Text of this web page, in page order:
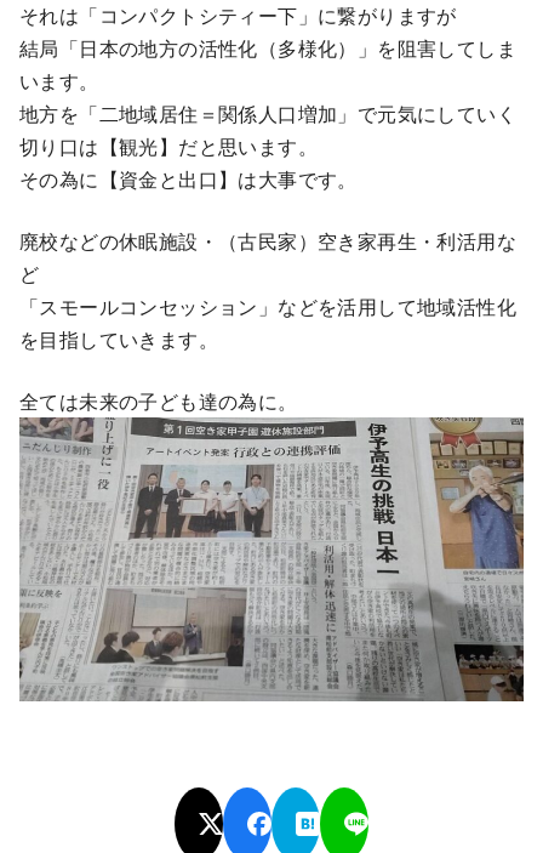
それは「コンパクトシティー下」に繋がりますが
結局「日本の地方の活性化（多様化）」を阻害してしま
います。
地方を「二地域居住＝関係人口増加」で元気にしていく
切り口は【観光】だと思います。
その為に【資金と出口】は大事です。
廃校などの休眠施設・（古民家）空き家再生・利活用な
ど
「スモールコンセッション」などを活用して地域活性化
を目指していきます。
全ては未来の子ども達の為に。